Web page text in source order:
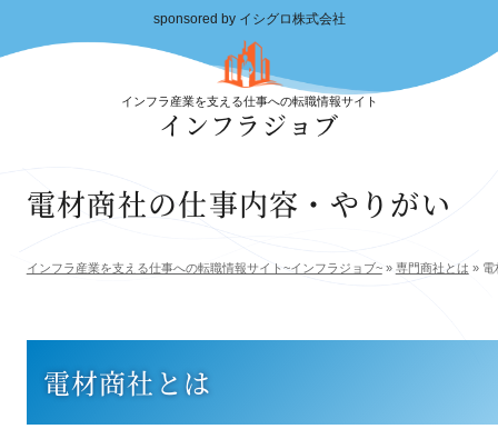
インフラ産業を支える仕事への転職情報サイト
インフラジョブ
sponsored by イシグロ株式会社
電材商社の仕事内容・やりがい
インフラ産業を支える仕事への転職情報サイト~インフラジョブ~» 専門商社とは » 電
電材商社とは